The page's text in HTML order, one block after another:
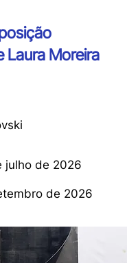
Laura Moreira
julho de 2026
de 2026